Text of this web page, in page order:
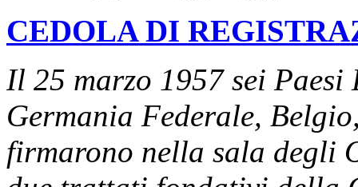
CEDOLA DI
Il 25 marzo 1957 sei
Germania Federale,
firmarono nella sala degli